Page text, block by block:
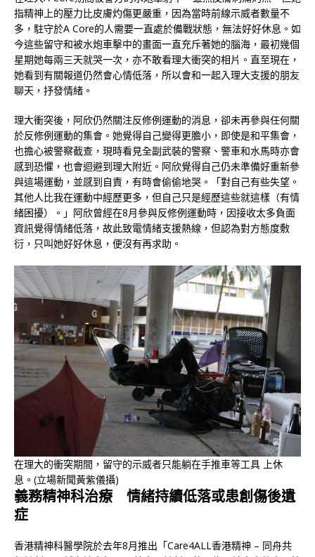
指精神上的壓力比皮膚灼傷更嚴重，因為當時前線示威者數量不
多，駐守於A Core的人需要一直處於備戰狀態，無法好好休息。如
今這些留守和被水炮車擊中的畫面一直充斥著她的腦海，最初幾個
星期她每兩三天就哭一次，亦不敢看理大衝突的相片。直至現在，
她看到有關報道仍然會心情低落，所以會和一起入理大支援的朋友
聊天，抒發情緒。
理大衝突後，阿欣仍然關注反修例運動的消息，卻未再參與任何關
於反修例運動的集會。她覺得自己變得更膽小，即使是和平集會，
也擔心被警察截查，現時看見全副武裝的警察、警車和水馬時亦會
感到恐懼，也會迴避到理大附近。阿欣覺得自己仍未準備好重新參
與這場運動，並感到自責，有時會偷偷地哭。「對自己有些失望。
其他人比我在運動中經歷更多，但自己只是經歷這些就這樣（有情
緒困擾）。」阿欣曾經在8月參與反修例運動時，因接收太多負面
資訊覺得情緒低落，故此致電情緒支援熱線，但認為對方態度敷
衍，只叫她好好休息，便沒有再求助。
在理大的衝突期間，留守的示威者只能躺在手推車等工具 上休
息。(立場新聞黃紫儀攝)
義務精神科治療 情緒持續低落或患創傷後遺
症
香港精神科醫學院於去年8月推出「Care4ALL香港精神 – 同舟共